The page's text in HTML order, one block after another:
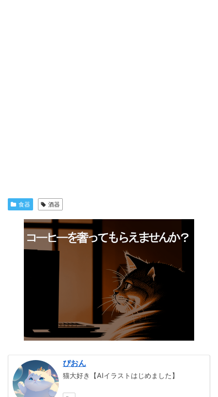
食器 酒器
ぴおん
猫大好き【AIイラストはじめました】